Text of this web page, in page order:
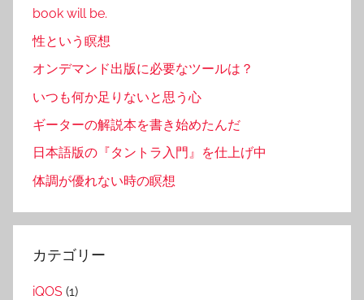
book will be.
性という瞑想
オンデマンド出版に必要なツールは？
いつも何か足りないと思う心
ギーターの解説本を書き始めたんだ
日本語版の『タントラ入門』を仕上げ中
体調が優れない時の瞑想
カテゴリー
iQOS (1)